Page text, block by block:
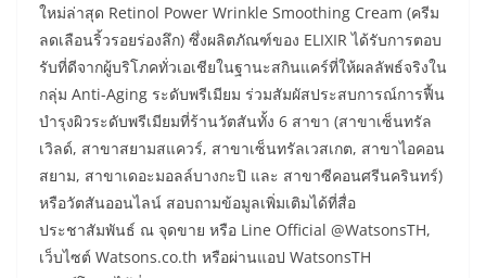
ใหม่ล่าสุด Retinol Power Wrinkle Smoothing Cream (ครีม
ลดเลือนริ้วรอยร่องลึก) ซึ่งผลิตภัณฑ์ของ ELIXIR ได้รับการตอบ
รับที่ดีจากผู้บริโภคทั่วเอเชียในฐานะสกินแคร์ที่ให้ผลลัพธ์จริงใน
กลุ่ม Anti-Aging ระดับพรีเมียม ร่วมสัมผัสประสบการณ์การฟื้น
บำรุงผิวระดับพรีเมียมที่ร้านวัตสันทั้ง 6 สาขา (สาขาเซ็นทรัล
เวิลด์, สาขาสยามสแควร์, สาขาเซ็นทรัลเวสเกต, สาขาไอคอน
สยาม, สาขาเดอะมอลล์บางกะปิ และ สาขาซีคอนศรีนครินทร์)
หรือวัตสันออนไลน์ สอบถามข้อมูลเพิ่มเติมได้ที่สื่อ
ประชาสัมพันธ์ ณ จุดขาย หรือ Line Official @WatsonsTH,
เว็บไซต์ Watsons.co.th หรือผ่านแอป WatsonsTH